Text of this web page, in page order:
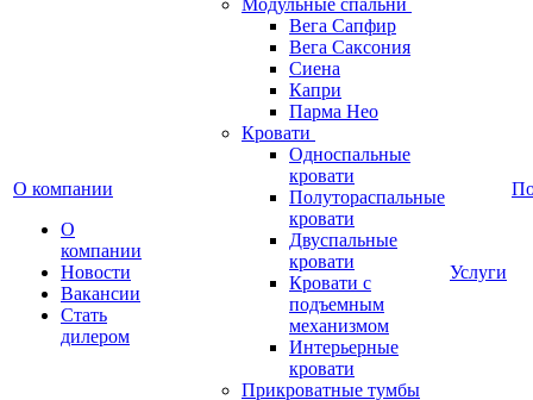
О компании
О
компании
Новости
Вакансии
Стать
дилером
Модульные спальни
Вега Сапфир
Вега Саксония
Сиена
Капри
Парма Нео
Кровати
Односпальные
кровати
Полутораспальные
кровати
Двуспальные
кровати
Кровати с
подъемным
механизмом
Интерьерные
кровати
Прикроватные тумбы
Услуги